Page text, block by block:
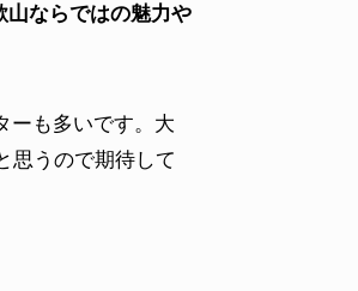
ならではの魅力や
ーも多いです。大
思うので期待して